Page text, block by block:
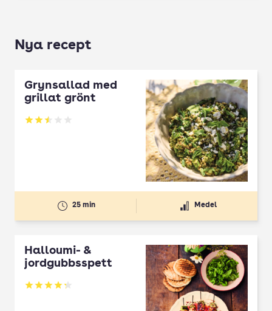
Nya recept
Grynsallad med
grillat grönt
Betyg: 2.5 av 5
25 min Medel
Halloumi- &
jordgubbsspett
Betyg: 4.3 av 5